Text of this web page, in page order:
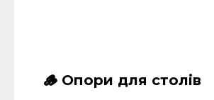
🪵 Опори для столів